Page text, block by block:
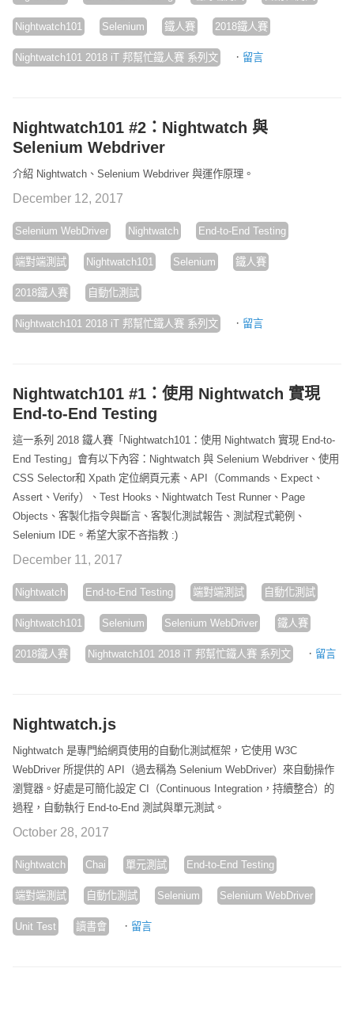
Nightwatch101 Selenium 鐵人賽 2018鐵人賽
Nightwatch101 2018 iT 邦幫忙鐵人賽 系列文 · 留言
Nightwatch101 #2：Nightwatch 與
Selenium Webdriver
介紹 Nightwatch、Selenium Webdriver 與運作原理。
December 12, 2017
Selenium WebDriver Nightwatch End-to-End Testing
端對端測試 Nightwatch101 Selenium 鐵人賽
2018鐵人賽 自動化測試
Nightwatch101 2018 iT 邦幫忙鐵人賽 系列文 · 留言
Nightwatch101 #1：使用 Nightwatch 實現
End-to-End Testing
這一系列 2018 鐵人賽「Nightwatch101：使用 Nightwatch 實現 End-to-
End Testing」會有以下內容：Nightwatch 與 Selenium Webdriver、使用
CSS Selector和 Xpath 定位網頁元素、API（Commands、Expect、
Assert、Verify）、Test Hooks、Nightwatch Test Runner、Page
Objects、客製化指令與斷言、客製化測試報告、測試程式範例、
Selenium IDE。希望大家不吝指教 :)
December 11, 2017
Nightwatch End-to-End Testing 端對端測試 自動化測試
Nightwatch101 Selenium Selenium WebDriver 鐵人賽
2018鐵人賽 Nightwatch101 2018 iT 邦幫忙鐵人賽 系列文 · 留言
Nightwatch.js
Nightwatch 是專門給網頁使用的自動化測試框架，它使用 W3C
WebDriver 所提供的 API（過去稱為 Selenium WebDriver）來自動操作
瀏覽器。好處是可簡化設定 CI（Continuous Integration，持續整合）的
過程，自動執行 End-to-End 測試與單元測試。
October 28, 2017
Nightwatch Chai 單元測試 End-to-End Testing
端對端測試 自動化測試 Selenium Selenium WebDriver
Unit Test 讀書會 · 留言